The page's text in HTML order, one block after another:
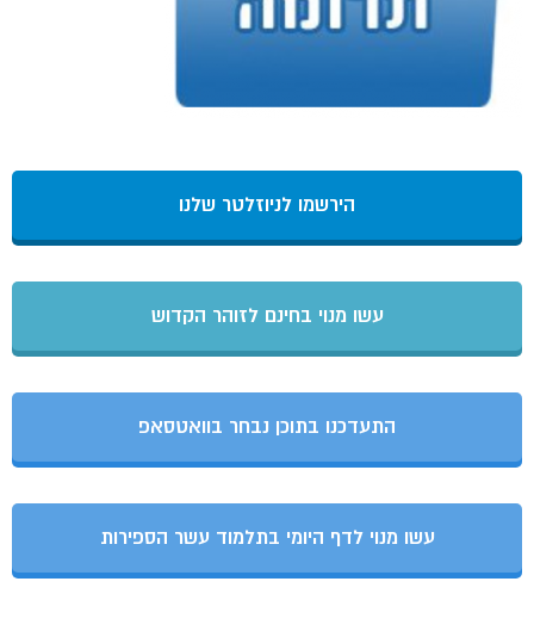
הירשמו לניוזלטר שלנו
עשו מנוי בחינם לזוהר הקדוש
התעדכנו בתוכן נבחר בוואטסאפ
עשו מנוי לדף היומי בתלמוד עשר הספירות